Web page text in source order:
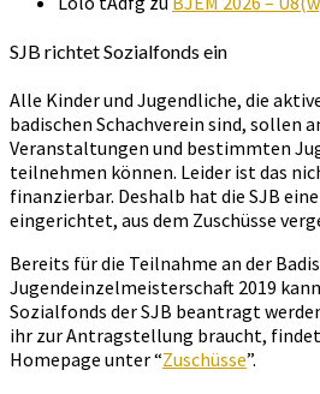
SJB richtet Sozialfonds ein
Alle Kinder und Jugendliche, die
badischen Schachverein sind, sollen
Veranstaltungen und bestimmten
teilnehmen können. Leider ist das
finanzierbar. Deshalb hat die SJB
eingerichtet, aus dem Zuschüsse
Bereits für die Teilnahme an der
Jugendeinzelmeisterschaft 2019
Sozialfonds der SJB beantragt
ihr zur Antragstellung braucht,
Homepage unter “Zuschüsse”.